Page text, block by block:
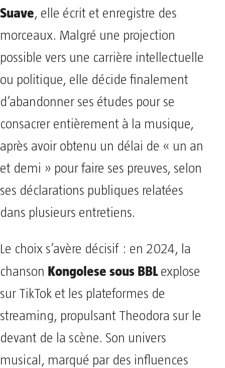
Suave, elle écrit et enregistre des
morceaux. Malgré une projection
possible vers une carrière intellectuelle
ou politique, elle décide finalement
d’abandonner ses études pour se
consacrer entièrement à la musique,
après avoir obtenu un délai de « un an
et demi » pour faire ses preuves, selon
ses déclarations publiques relatées
dans plusieurs entretiens.
Le choix s’avère décisif : en 2024, la
chanson Kongolese sous BBLexplose
sur TikTok et les plateformes de
streaming, propulsant Theodora sur le
devant de la scène. Son univers
musical, marqué par des influences